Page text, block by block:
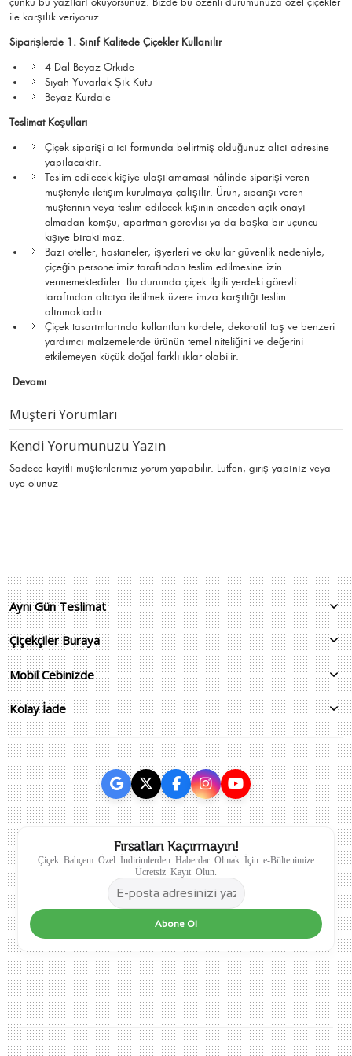
ile karşılık veriyoruz.
Siparişlerde 1. Sınıf Kalitede Çiçekler Kullanılır
4 Dal Beyaz Orkide
Siyah Yuvarlak Şık Kutu
Beyaz Kurdale
Teslimat Koşulları
Çiçek siparişi alıcı formunda belirtmiş olduğunuz alıcı adresine
yapılacaktır.
Teslim edilecek kişiye ulaşılamaması hâlinde siparişi veren
müşteriyle iletişim kurulmaya çalışılır. Ürün, siparişi veren
müşterinin veya teslim edilecek kişinin önceden açık onayı
olmadan komşu, apartman görevlisi ya da başka bir üçüncü
kişiye bırakılmaz.
Bazı oteller, hastaneler, işyerleri ve okullar güvenlik nedeniyle,
çiçeğin personelimiz tarafından teslim edilmesine izin
vermemektedirler. Bu durumda çiçek ilgili yerdeki görevli
tarafından alıcıya iletilmek üzere imza karşılığı teslim
alınmaktadır.
Çiçek tasarımlarında kullanılan kurdele, dekoratif taş ve benzeri
yardımcı malzemelerde ürünün temel niteliğini ve değerini
etkilemeyen küçük doğal farklılıklar olabilir.
Devamı
Müşteri Yorumları
Kendi Yorumunuzu Yazın
Sadece kayıtlı müşterilerimiz yorum yapabilir. Lütfen, giriş yapınız veya
üye olunuz
Aynı Gün Teslimat
Çiçekçiler Buraya
Mobil Cebinizde
Kolay İade
Fırsatları Kaçırmayın!
Çiçek Bahçem Özel İndirimlerden Haberdar Olmak İçin e-Bültenimize
Ücretsiz Kayıt Olun.
Abone Ol